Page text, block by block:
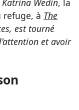
Katrina Wedin, la
refuge, à The
est tourné
et avoir